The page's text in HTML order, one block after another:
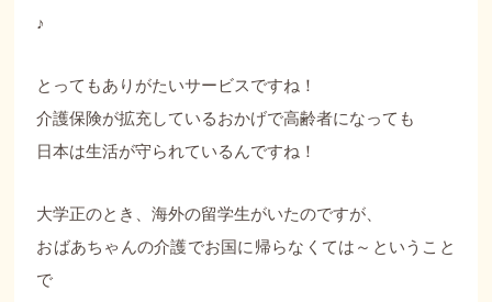
♪
とってもありがたいサービスですね！
介護保険が拡充しているおかげで高齢者になっても
日本は生活が守られているんですね！
大学正のとき、海外の留学生がいたのですが、
おばあちゃんの介護でお国に帰らなくては～ということ
で